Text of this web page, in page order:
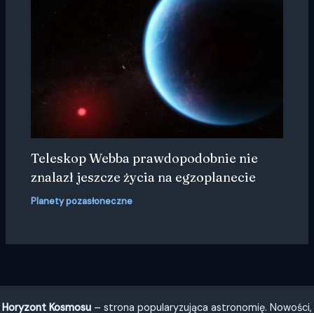
Teleskop Webba prawdopodobnie nie
znalazł jeszcze życia na egzoplanecie
Planety pozasłoneczne
Horyzont Kosmosu – strona popularyzująca astronomię. Nowości,